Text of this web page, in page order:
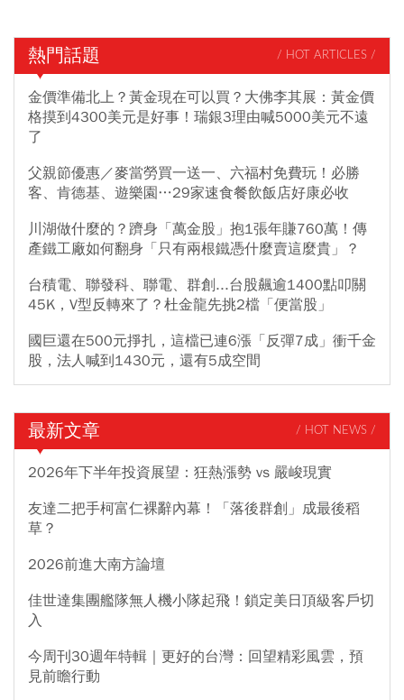
熱門話題 / HOT ARTICLES /
金價準備北上？黃金現在可以買？大佛李其展：黃金價
格摸到4300美元是好事！瑞銀3理由喊5000美元不遠
了
父親節優惠／麥當勞買一送一、六福村免費玩！必勝
客、肯德基、遊樂園…29家速食餐飲飯店好康必收
川湖做什麼的？躋身「萬金股」抱1張年賺760萬！傳
產鐵工廠如何翻身「只有兩根鐵憑什麼賣這麼貴」？
台積電、聯發科、聯電、群創...台股飆逾1400點叩關
45K，V型反轉來了？杜金龍先挑2檔「便當股」
國巨還在500元掙扎，這檔已連6漲「反彈7成」衝千金
股，法人喊到1430元，還有5成空間
最新文章 / HOT NEWS /
2026年下半年投資展望：狂熱漲勢 vs 嚴峻現實
友達二把手柯富仁裸辭內幕！「落後群創」成最後稻
草？
2026前進大南方論壇
佳世達集團艦隊無人機小隊起飛！鎖定美日頂級客戶切
入
今周刊30週年特輯｜更好的台灣：回望精彩風雲，預
見前瞻行動